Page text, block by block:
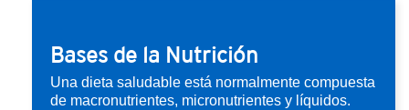
Bases de la Nutrición
Una dieta saludable está normalmente compuesta
de macronutrientes, micronutrientes y líquidos.